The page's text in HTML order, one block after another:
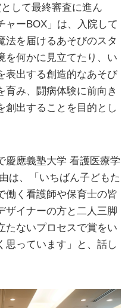
して最終審査に進ん
ャーBOX」は、入院して
法を届けるあそびのスタ
を何かに見立てたり、い
表出する創造的なあそび
育み、闘病体験に前向き
創出することを目的とし
慶應義塾大学 看護医療学
は、「いちばん子どもた
働く看護師や保育士の皆
ザイナーの方と二人三脚
たないプロセスで賞をい
思っています」と、話し